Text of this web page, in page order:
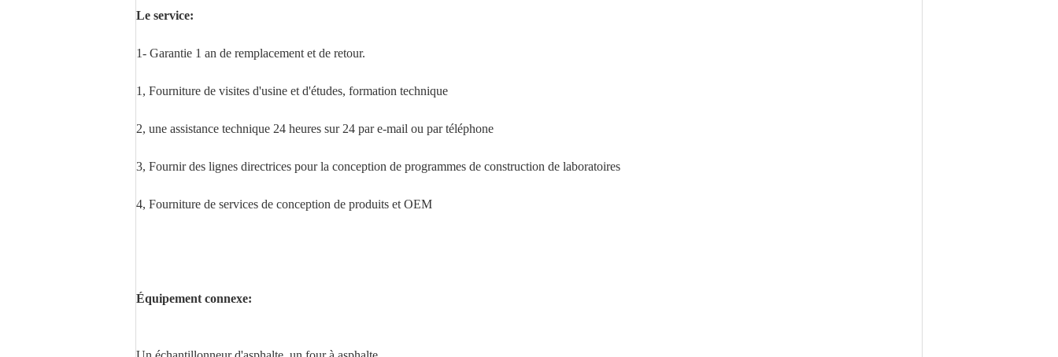
Le service:
1- Garantie 1 an de remplacement et de retour.
1, Fourniture de visites d'usine et d'études, formation technique
2, une assistance technique 24 heures sur 24 par e-mail ou par téléphone
3, Fournir des lignes directrices pour la conception de programmes de construction de laboratoires
4, Fourniture de services de conception de produits et OEM
Équipement connexe: